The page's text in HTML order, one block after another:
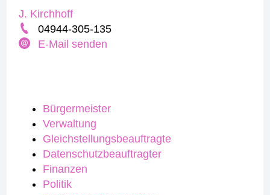
Bürgermeister
Verwaltung
Gleichstellungsbeauftragte
Datenschutzbeauftragter
Finanzen
Politik
J. Kirchhoff
04944-305-135
E-Mail senden